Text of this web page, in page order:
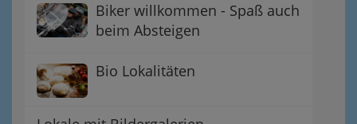
Biker willkommen - Spaß auch
beim Absteigen
Bio Lokalitäten